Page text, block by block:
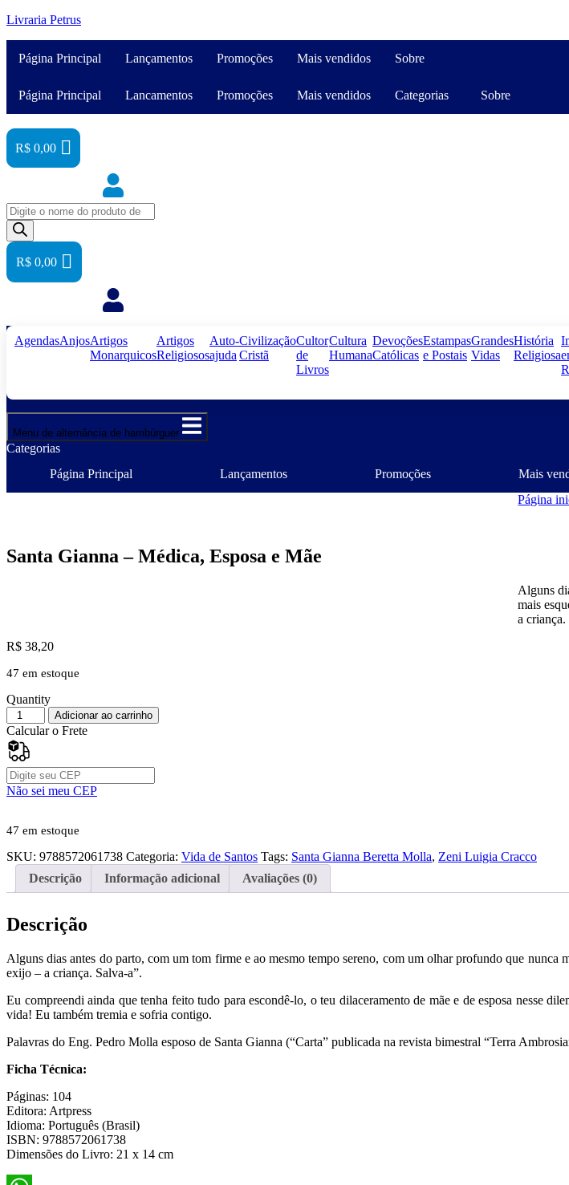
Livraria Petrus
Página Principal Lançamentos Promoções Mais vendidos Sobre
Página Principal Lancamentos Promoções Mais vendidos Categorias Sobre
R$ 0,00
Pesquisar
produtos
R$ 0,00
AgendasAnjosArtigos
Monarquicos
Artigos
Religiosos
Auto-
ajuda
Civilização
Cristã
Cultor
de
Livros
Cultura
Humana
Devoções
Católicas
Estampas
e Postais
Grandes
Vidas
História
Religiosa
Menu de alternância de hambúrguer
Categorias
Página Principal
Lançamentos Promoções Mais
Página
Santa Gianna – Médica, Esposa e Mãe
Alguns
mais
a criança.
R$ 38,20
47 em estoque
Quantity
Santa
Gianna
-
Médica,
Esposa
e
Mãe
Adicionar ao carrinho
Calcular o Frete
Não sei meu CEP
47 em estoque
SKU: 9788572061738 Categoria: Vida de Santos Tags: Santa Gianna Beretta Molla, Zeni Luigia Cracco
Descrição
Informação adicional Avaliações (0)
Descrição
Alguns dias antes do parto, com um tom firme e ao mesmo tempo sereno, com um olhar profundo que nunca
exijo – a criança. Salva-a”.
Eu compreendi ainda que tenha feito tudo para escondê-lo, o teu dilaceramento de mãe e de esposa nesse
vida! Eu também tremia e sofria contigo.
Palavras do Eng. Pedro Molla esposo de Santa Gianna (“Carta” publicada na revista bimestral “Terra
Ficha Técnica:
Páginas: 104
Editora: Artpress
Idioma: Português (Brasil)
ISBN: 9788572061738
Dimensões do Livro: 21 x 14 cm